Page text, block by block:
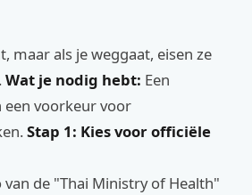
maar als je weggaat, eisen ze
Wat je nodig hebt: Een
een voorkeur voor
Stap 1: Kies voor officiële
de "Thai Ministry of Health"